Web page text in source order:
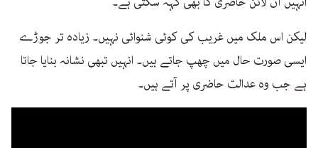
لیکن اس ملک میں غریب کی کوئی شنوائی نہیں۔ زیادہ تر جوڑے
ایسی صورت حال میں چھپ جاتے ہیں۔ انہیں تبھی نشانہ بنایا جاتا
ہے جب وہ عدالت حاضری پر آتے ہیں۔